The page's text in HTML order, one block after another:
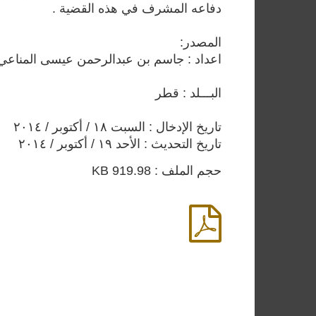
دفاعه المشرف في هذه القضية .
المصدر:
اعداد : جاسم بن عبدالرحمن عيسى
البـــلد : قطر
تاريخ الإدخال : السبت ١٨ / أكتوبر / ٢٠١٤
تاريخ التحديث : الأحد ١٩ / أكتوبر / ٢٠١٤
حجم الملف : 919.98 KB